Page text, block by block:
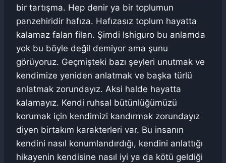
bir tartışma. Hep denir ya bir toplumun
panzehiridir hafıza. Hafızasız toplum hayatta
kalamaz falan filan. Şimdi Ishiguro bu anlamda
yok bu böyle değil demiyor ama şunu
görüyoruz. Geçmişteki bazı şeyleri unutmak ve
kendimize yeniden anlatmak ve başka türlü
anlatmak zorundayız. Aksi halde hayatta
kalamayız. Kendi ruhsal bütünlüğümüzü
korumak için kendimizi kandırmak zorundayız
diyen birtakım karakterleri var. Bu insanın
kendini nasıl konumlandırdığı, kendini anlattığı
hikayenin kendisine nasıl iyi ya da kötü geldiği